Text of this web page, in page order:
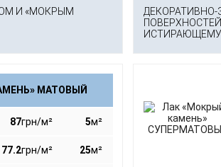
И «МОКРЫМ
МАТОВЫЙ
87грн/м² 5м²
77.2грн/м² 25м²